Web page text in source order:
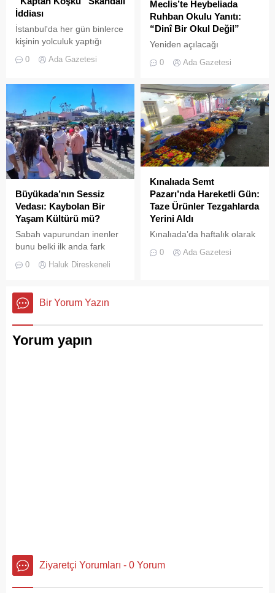
İddiası
İstanbul'da her gün binlerce
kişinin yolculuk yaptığı
görüntüler "bu kadarına da
0 Ada Gazetesi
Meclis’te Heybeliada
Ruhban Okulu Yanıtı:
“Dinî Bir Okul Değil”
Yeniden açılacağı
kamuoyunda sıkça tartışılan
TBMM gündemine taşındı
0 Ada Gazetesi
Büyükada’nın Sessiz
Vedası: Kaybolan Bir
Yaşam Kültürü mü?
Sabah vapurundan inenler
bunu belki ilk anda fark
Büyükada’yı elli, altmış yıldır
ve adımları değişti
0 Haluk Direskeneli
Kınalıada Semt
Pazarı’nda Hareketli Gün:
Taze Ürünler Tezgahlarda
Yerini Aldı
Kınalıada’da haftalık olarak
kurulan semt pazarı, ada
sakinleri ve ziyaretçilerin
0 Ada Gazetesi
Bir Yorum Yazın
Yorum yapın
Ziyaretçi Yorumları - 0 Yorum